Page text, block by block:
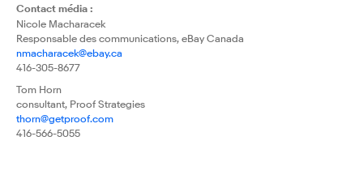
Contact média :
Nicole Macharacek
Responsable des communications, eBay Canada
nmacharacek@ebay.ca
416-305-8677
Tom Horn
consultant, Proof Strategies
thorn@getproof.com
416-566-5055